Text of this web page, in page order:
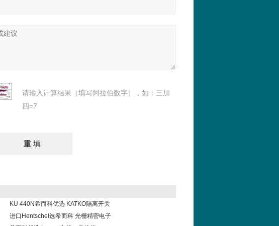
请输入计算结果（填写阿拉伯数字），如：三加
四=7
KU 440N希而科优选 KATKO隔离开关
进口Hentschel选希而科 光栅精密电子